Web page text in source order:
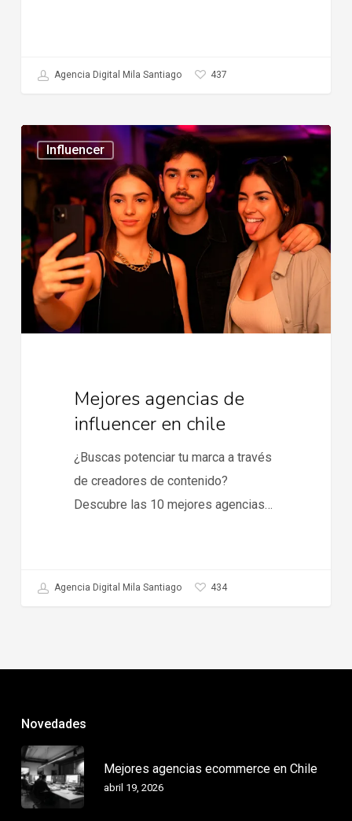
Agencia Digital Mila Santiago 437
Influencer
Mejores
agencias
de
influencer
chile
Mejores agencias de
influencer en chile
¿Buscas potenciar tu marca a través
de creadores de contenido?
Descubre las 10 mejores agencias…
Agencia Digital Mila Santiago 434
Novedades
Mejores agencias ecommerce en Chile
abril 19, 2026